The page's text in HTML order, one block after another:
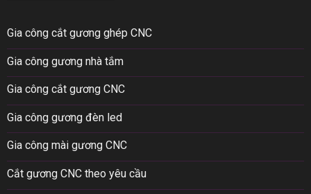
Gia công cắt gương ghép CNC
Gia công gương nhà tắm
Gia công cắt gương CNC
Gia công gương đèn led
Gia công mài gương CNC
Cắt gương CNC theo yêu cầu